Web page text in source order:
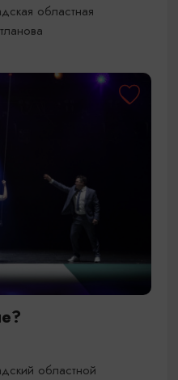
областная
областной